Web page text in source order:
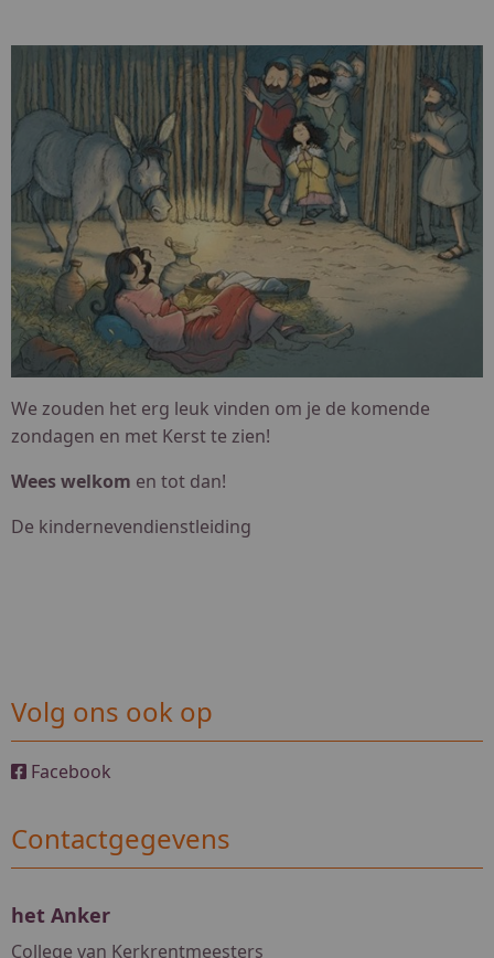
We zouden het erg leuk vinden om je de komende
zondagen en met Kerst te zien!
Wees welkom en tot dan!
De kindernevendienstleiding
Volg ons ook op
Facebook
Contactgegevens
het Anker
College van Kerkrentmeesters